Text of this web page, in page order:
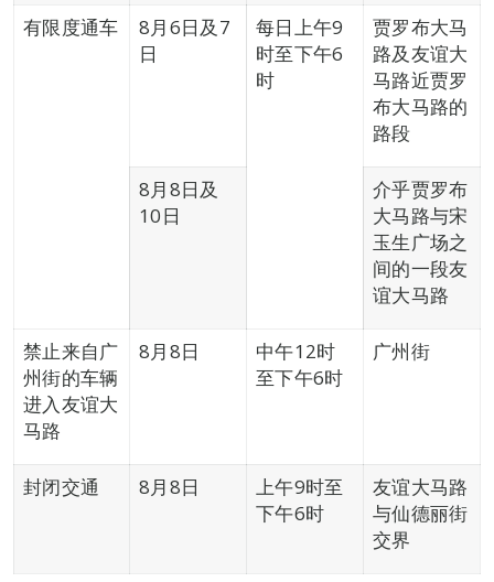
有限度通车
8月6日及7
日
每日上午9
时至下午6
时
贾罗布大马
路及友谊大
马路近贾罗
布大马路的
路段
8月8日及
10日
介乎贾罗布
大马路与宋
玉生广场之
间的一段友
谊大马路
禁止来自广
州街的车辆
进入友谊大
马路
8月8日
中午12时
至下午6时
广州街
封闭交通 8月8日
上午9时至
下午6时
友谊大马路
与仙德丽街
交界